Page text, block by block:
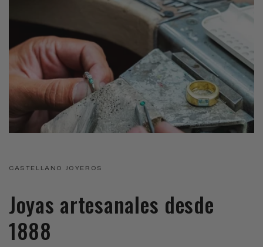
CASTELLANO JOYEROS
Joyas artesanales desde
1888